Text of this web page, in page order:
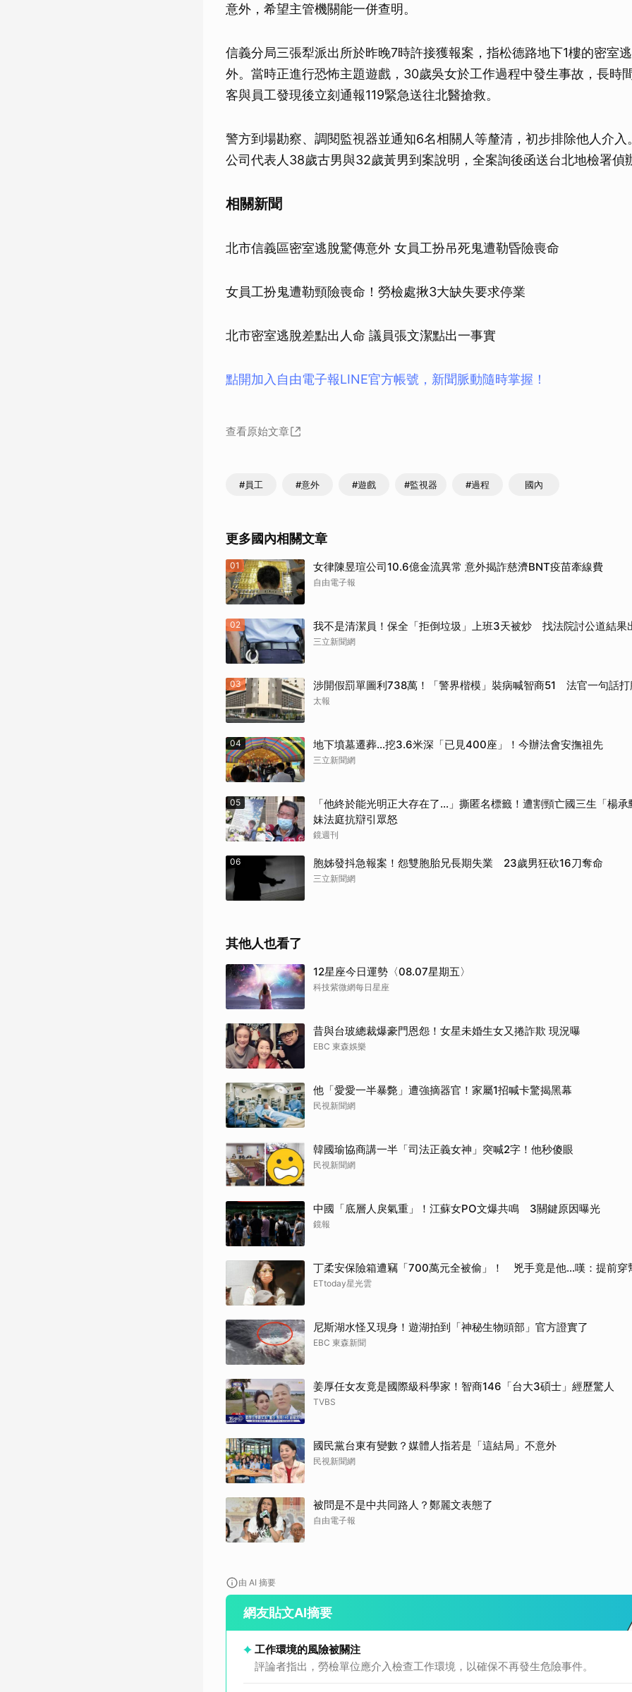
意外，希望主管機關能一併查明。
信義分局三張犁派出所於昨晚7時許接獲報案，指松德路地下1樓的密室
外。當時正進行恐怖主題遊戲，30歲吳女於工作過程中發生事故，長時
客與員工發現後立刻通報119緊急送往北醫搶救。
警方到場勘察、調閱監視器並通知6名相關人等釐清，初步排除他人介入
公司代表人38歲古男與32歲黃男到案說明，全案詢後函送台北地檢署偵
相關新聞
北市信義區密室逃脫驚傳意外 女員工扮吊死鬼遭勒昏險喪命
女員工扮鬼遭勒頸險喪命！勞檢處揪3大缺失要求停業
北市密室逃脫差點出人命 議員張文潔點出一事實
點開加入自由電子報LINE官方帳號，新聞脈動隨時掌握！
查看原始文章
#員工 #意外 #遊戲 #監視器 #過程 國內
更多國內相關文章
01 女律陳昱瑄公司10.6億金流異常 意外揭詐慈濟BNT疫苗牽線費
自由電子報
02 我不是清潔員！保全「拒倒垃圾」上班3天被炒 找法院討公道結果
三立新聞網
03 涉開假罰單圖利738萬！「警界楷模」裝病喊智商51 法官一句話打
太報
04 地下墳墓遷葬…挖3.6米深「已見400座」！今辦法會安撫祖先
三立新聞網
05
「他終於能光明正大存在了...」撕匿名標籤！遭割頸亡國三生「楊
妹法庭抗辯引眾怒
鏡週刊
06 胞姊發抖急報案！怨雙胞胎兄長期失業 23歲男狂砍16刀奪命
三立新聞網
其他人也看了
12星座今日運勢〈08.07星期五〉
科技紫微網每日星座
昔與台玻總裁爆豪門恩怨！女星未婚生女又捲詐欺 現況曝
EBC 東森娛樂
他「愛愛一半暴斃」遭強摘器官！家屬1招喊卡驚揭黑幕
民視新聞網
韓國瑜協商講一半「司法正義女神」突喊2字！他秒傻眼
民視新聞網
中國「底層人戾氣重」！江蘇女PO文爆共鳴 3關鍵原因曝光
鏡報
丁柔安保險箱遭竊「700萬元全被偷」！ 兇手竟是他...嘆：提前穿
ETtoday星光雲
尼斯湖水怪又現身！遊湖拍到「神秘生物頭部」官方證實了
EBC 東森新聞
姜厚任女友竟是國際級科學家！智商146「台大3碩士」經歷驚人
TVBS
國民黨台東有變數？媒體人指若是「這結局」不意外
民視新聞網
被問是不是中共同路人？鄭麗文表態了
自由電子報
由 AI 摘要
網友貼文AI摘要
工作環境的風險被關注
評論者指出，勞檢單位應介入檢查工作環境，以確保不再發生危險事件。